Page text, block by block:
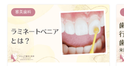
審美歯科